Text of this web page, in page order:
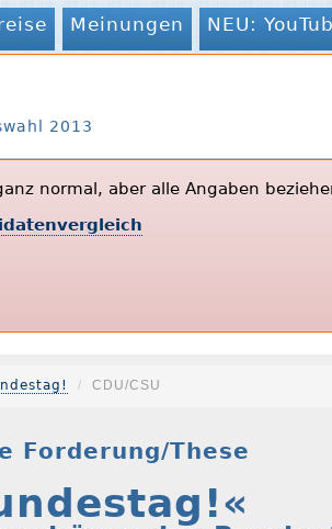
Meinungen NEU:
2013
normal, aber alle Angaben
CDU/CSU
Forderung/These